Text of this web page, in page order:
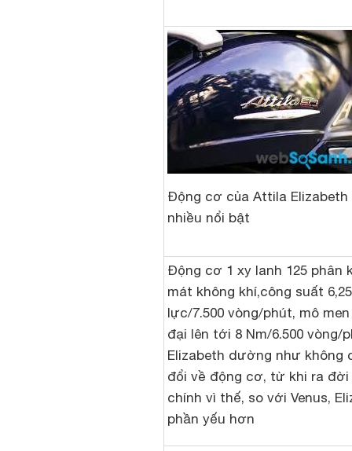
Động cơ của Attila Elizabeth
nhiều nổi bật
Động cơ 1 xy lanh 125 phân
mát không khí,công suất
lực/7.500 vòng/phút, mô
đại lên tới 8 Nm/6.500 vòng/
Elizabeth dường như không
đổi về động cơ, từ khi ra đời
chính vì thế, so với Venus,
phần yếu hơn